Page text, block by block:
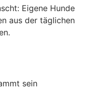
Eigene Hunde
aus der täglichen
sein